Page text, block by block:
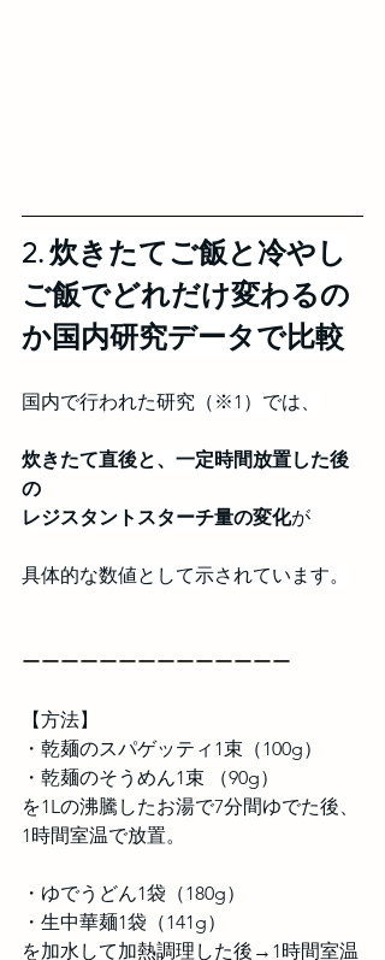
2. 炊きたてご飯と冷やし
ご飯でどれだけ変わるの
か国内研究データで比較
国内で行われた研究（※1）では、
炊きたて直後と、一定時間放置した後
の
レジスタントスターチ量の変化が
具体的な数値として示されています。
ーーーーーーーーーーーーーー
【方法】
・乾麺のスパゲッティ1束（100g）
・乾麺のそうめん1束 （90g）
を1Lの沸騰したお湯で7分間ゆでた後、
1時間室温で放置。
・ゆでうどん1袋（180g）
・生中華麺1袋（141g）
を加水して加熱調理した後→1時間室温